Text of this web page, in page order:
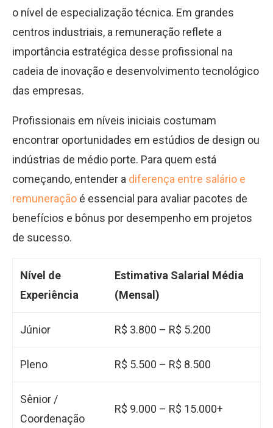
o nível de especialização técnica. Em grandes
centros industriais, a remuneração reflete a
importância estratégica desse profissional na
cadeia de inovação e desenvolvimento tecnológico
das empresas.
Profissionais em níveis iniciais costumam
encontrar oportunidades em estúdios de design ou
indústrias de médio porte. Para quem está
começando, entender a diferença entre salário e
remuneração é essencial para avaliar pacotes de
benefícios e bônus por desempenho em projetos
de sucesso.
Nível de
Experiência
Estimativa Salarial Média
(Mensal)
Júnior R$ 3.800 – R$ 5.200
Pleno R$ 5.500 – R$ 8.500
Sênior /
Coordenação
R$ 9.000 – R$ 15.000+